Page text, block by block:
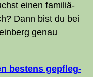
einen fami­liä­
Dann bist du bei
genau
bes­tens gepfleg­